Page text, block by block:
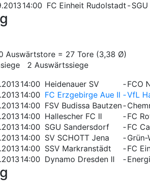
14:00 FC Einheit Rudolstadt -
Auswärtstore = 27 Tore (3,38 Ø)
2 Auswärtssiege
14:00 Heidenauer SV -FCO
14:00 FC Erzgebirge Aue II -VfL
14:00 FSV Budissa Bautzen-
14:00 Hallescher FC II -FC
14:00 SGU Sandersdorf -FC
14:00 SV SCHOTT Jena -
14:00 SSV Markranstädt -FC
14:00 Dynamo Dresden II -